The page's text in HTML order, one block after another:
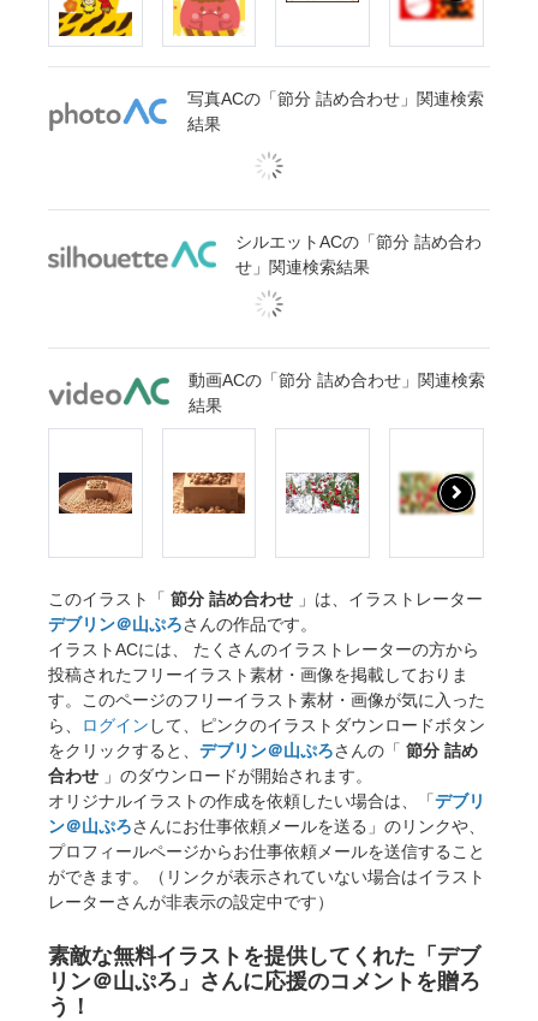
写真ACの「節分 詰め合わせ」関連検索
結果
シルエットACの「節分 詰め合わ
せ」関連検索結果
動画ACの「節分 詰め合わせ」関連検索
結果
このイラスト「 節分 詰め合わせ 」は、イラストレーター
デブリン＠山ぷろさんの作品です。
イラストACには、 たくさんのイラストレーターの方から
投稿されたフリーイラスト素材・画像を掲載しておりま
す。このページのフリーイラスト素材・画像が気に入った
ら、
ログイン して、ピンクのイラストダウンロードボタン
をクリックすると、 デブリン＠山ぷろさんの「 節分 詰め
合わせ 」のダウンロードが開始されます。
オリジナルイラストの作成を依頼したい場合は、「デブリ
ン＠山ぷろさんにお仕事依頼メールを送る」のリンクや、
プロフィールページからお仕事依頼メールを送信すること
ができます。（リンクが表示されていない場合はイラスト
レーターさんが非表示の設定中です）
素敵な無料イラストを提供してくれた「デブ
リン＠山ぷろ」さんに応援のコメントを贈ろ
う！